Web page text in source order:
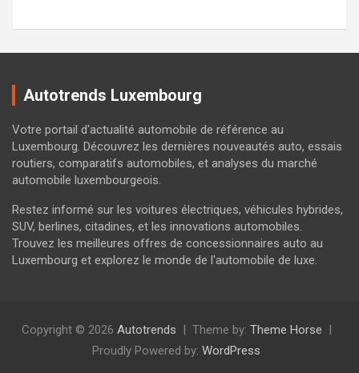
Autotrends Luxembourg
Votre portail d'actualité automobile de référence au
Luxembourg. Découvrez les dernières nouveautés auto, essais
routiers, comparatifs automobiles, et analyses du marché
automobile luxembourgeois.
Restez informé sur les voitures électriques, véhicules hybrides,
SUV, berlines, citadines, et les innovations automobiles.
Trouvez les meilleures offres de concessionnaires auto au
Luxembourg et explorez le monde de l'automobile de luxe.
Copyright © 2026 Autotrends Theme by: Theme Horse
Proudly Powered by: WordPress